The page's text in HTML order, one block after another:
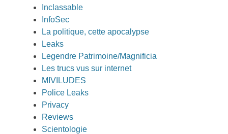
Inclassable
InfoSec
La politique, cette apocalypse
Leaks
Legendre Patrimoine/Magnificia
Les trucs vus sur internet
MIVILUDES
Police Leaks
Privacy
Reviews
Scientologie